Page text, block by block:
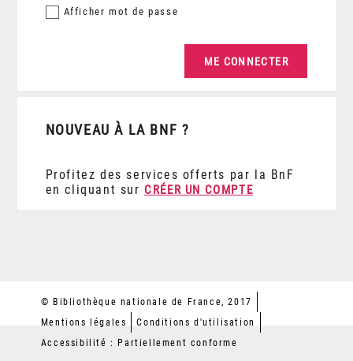
Afficher mot de passe
NOUVEAU À LA BNF ?
Profitez des services offerts par la BnF
en cliquant sur CRÉER UN COMPTE
© Bibliothèque nationale de France, 2017
Mentions légales
Conditions d'utilisation
Accessibilité : Partiellement conforme